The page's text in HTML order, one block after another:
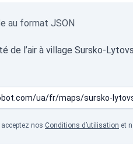
au format JSON
de l’air à village Sursko-
nos Conditions d’utilisation et